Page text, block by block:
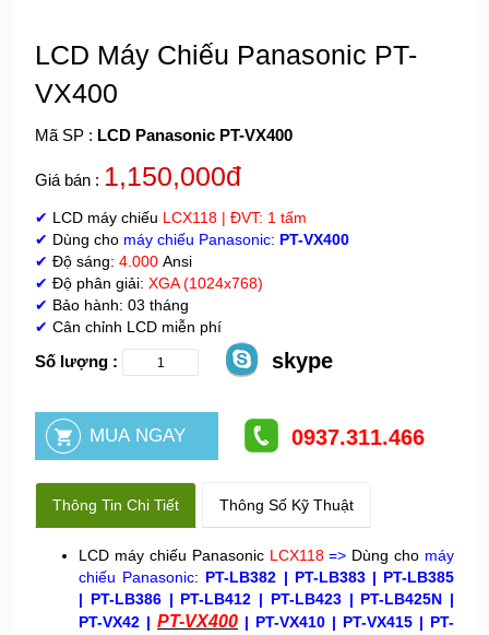
LCD Máy Chiếu Panasonic PT-
VX400
Mã SP : LCD Panasonic PT-VX400
Giá bán : 1,150,000đ
✔ LCD máy chiếu LCX118 | ĐVT: 1 tấm
✔ Dùng cho máy chiếu Panasonic: PT-VX400
✔ Độ sáng: 4.000 Ansi
✔ Độ phân giải: XGA (1024x768)
✔ Bảo hành: 03 tháng
✔ Cân chỉnh LCD miễn phí
Số lượng : skype
0937.311.466
Thông Tin Chi Tiết Thông Số Kỹ Thuật
LCD máy chiếu Panasonic LCX118=> Dùng cho máy
chiếu Panasonic: PT-LB382 | PT-LB383 | PT-LB385
| PT-LB386 | PT-LB412 | PT-LB423 | PT-LB425N |
PT-VX42 | PT-VX400 | PT-VX410 | PT-VX415 | PT-